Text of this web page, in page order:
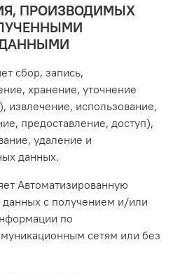
ПРОИЗВОДИМЫХ
сбор, запись,
хранение, уточнение
извлечение, использование,
предоставление, доступ),
удаление и
данных.
Автоматизированную
данных с получением и/или
по
сетям или без